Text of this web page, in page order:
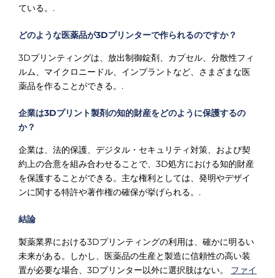
ている。.
どのような医薬品が3Dプリンターで作られるのですか？
3Dプリンティングは、放出制御錠剤、カプセル、分散性フィ
ルム、マイクロニードル、インプラントなど、さまざまな医
薬品を作ることができる。.
企業は3Dプリント製剤の知的財産をどのように保護するの
か？
企業は、法的保護、デジタル・セキュリティ対策、および契
約上の合意を組み合わせることで、3D処方における知的財産
を保護することができる。主な権利としては、発明やデザイ
ンに関する特許や著作権の確保が挙げられる。.
結論
製薬業界における3Dプリンティングの利用は、確かに明るい
未来がある。しかし、医薬品の生産と製造に信頼性の高い装
置が必要な場合、3Dプリンター以外に選択肢はない。 ファイ